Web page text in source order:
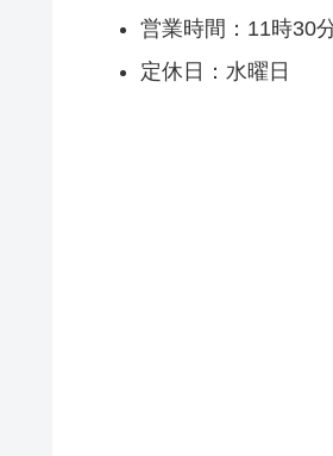
営業時間：11時30
定休日：水曜日